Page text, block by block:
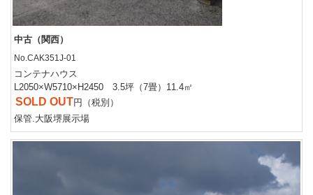
中古（関西）
No.CAK351J-01
コンテナハウス
L2050×W5710×H2450 3.5坪（7畳）11.4㎡
SOLD OUT円（税別）
保管.大阪堺展示場